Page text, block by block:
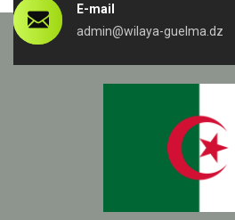
E-mail
admin@wilaya-guelma.dz